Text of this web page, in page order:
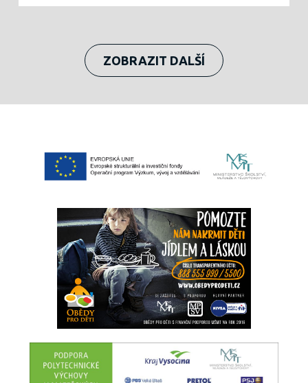
jsme pracovat v krátkých centrech aktivit,
rodičů. V keramické dílně byl dokončen již
dříve rozpracovaný výrobek, který si
budoucí školáci odnesou z příští (poslední)
ZOBRAZIT DALŠÍ